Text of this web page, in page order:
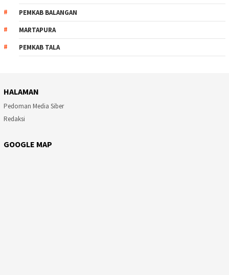
PEMKAB BALANGAN
MARTAPURA
PEMKAB TALA
HALAMAN
Pedoman Media Siber
Redaksi
GOOGLE MAP